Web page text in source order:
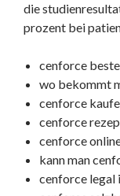
die
prozent bei
cenforce
wo bekommt
cenforce
cenforce
cenforce
kann man
cenforce legal